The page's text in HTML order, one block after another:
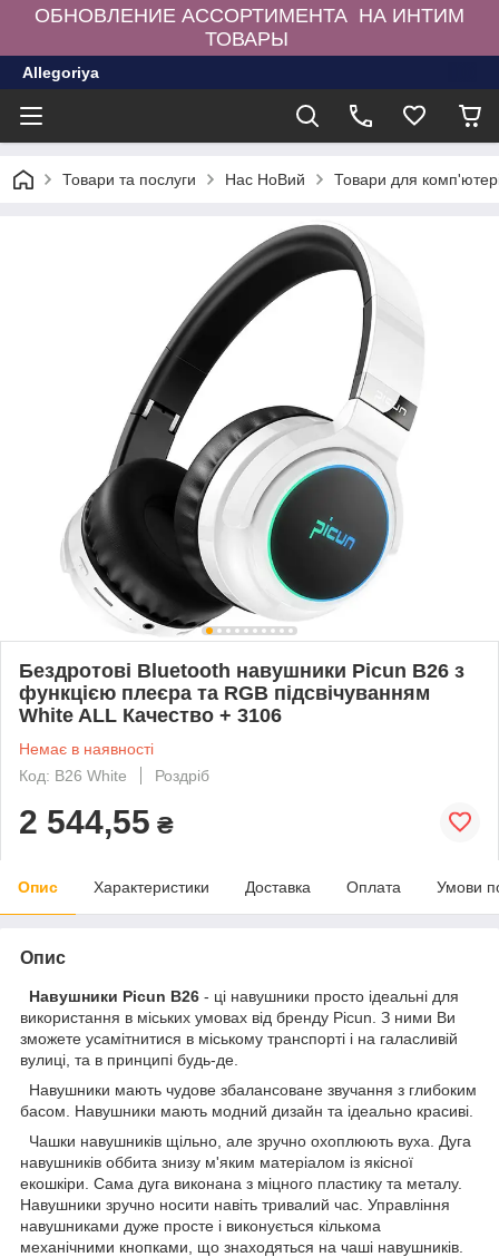
ОБНОВЛЕНИЕ АССОРТИМЕНТА НА ИНТИМ
ТОВАРЫ
Allegoriya
Товари та послуги Нас НоВий Товари для
Бездротові Bluetooth навушники Picun B26 з
функцією плеєра та RGB підсвічуванням
White ALL Качество + 3106
Немає в наявності
Код: B26 White
Роздріб
2 544,55 ₴
Опис Характеристики Доставка Оплата Умови
Опис
Навушники Picun B26 - ці навушники просто ідеальні для
використання в міських умовах від бренду Picun. З ними Ви
зможете усамітнитися в міському транспорті і на галасливій
вулиці, та в принципі будь-де.
Навушники мають чудове збалансоване звучання з глибоким
басом. Навушники мають модний дизайн та ідеально красиві.
Чашки навушників щільно, але зручно охоплюють вуха. Дуга
навушників оббита знизу м'яким матеріалом із якісної
екошкіри. Сама дуга виконана з міцного пластику та металу.
Навушники зручно носити навіть тривалий час. Управління
навушниками дуже просте і виконується кількома
механічними кнопками, що знаходяться на чаші навушників.